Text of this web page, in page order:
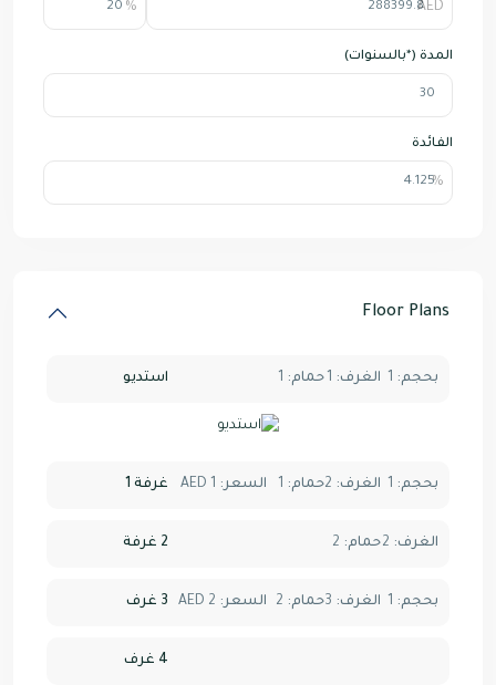
المدة (*بالسنوات)
الفائدة
Floor Plans
استديو بحجم: الغرف: 1 حمام:
غرفة 1 بحجم: الغرف: 2حمام: السعر: AED 1
2 غرفة الغرف: 2حمام:
3 غرف بحجم: الغرف: 3حمام: السعر: AED 2
4 غرف